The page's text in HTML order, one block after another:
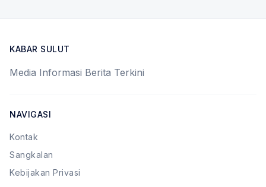
KABAR SULUT
Media Informasi Berita Terkini
NAVIGASI
Kontak
Sangkalan
Kebijakan Privasi